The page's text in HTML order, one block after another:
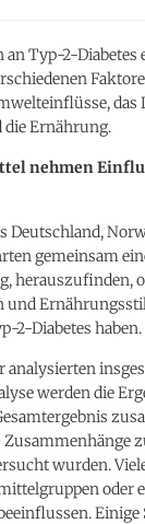
an Typ-2-
das
Ernährung.
nehmen
Deutschland,
gemeinsam
herauszufinden,
2-Diabetes haben.
analysierten
werden die
Zusammenhänge
wurden.
oder
Einige